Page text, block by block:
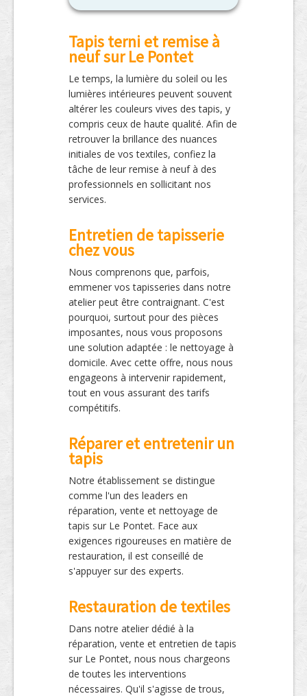
Tapis terni et remise à
neuf sur Le Pontet
Le temps, la lumière du soleil ou les
lumières intérieures peuvent souvent
altérer les couleurs vives des tapis, y
compris ceux de haute qualité. Afin de
retrouver la brillance des nuances
initiales de vos textiles, confiez la
tâche de leur remise à neuf à des
professionnels en sollicitant nos
services.
Entretien de tapisserie
chez vous
Nous comprenons que, parfois,
emmener vos tapisseries dans notre
atelier peut être contraignant. C'est
pourquoi, surtout pour des pièces
imposantes, nous vous proposons
une solution adaptée : le nettoyage à
domicile. Avec cette offre, nous nous
engageons à intervenir rapidement,
tout en vous assurant des tarifs
compétitifs.
Réparer et entretenir un
tapis
Notre établissement se distingue
comme l'un des leaders en
réparation, vente et nettoyage de
tapis sur Le Pontet. Face aux
exigences rigoureuses en matière de
restauration, il est conseillé de
s'appuyer sur des experts.
Restauration de textiles
Dans notre atelier dédié à la
réparation, vente et entretien de tapis
sur Le Pontet, nous nous chargeons
de toutes les interventions
nécessaires. Qu'il s'agisse de trous,